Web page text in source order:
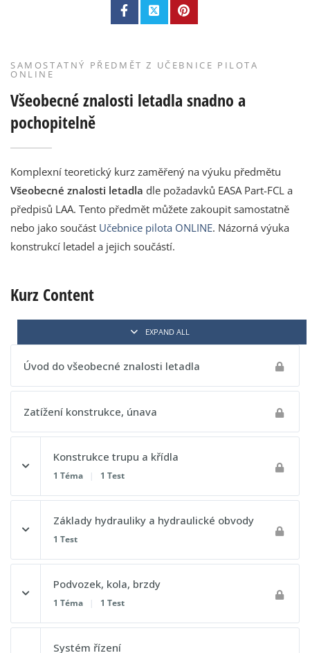
SAMOSTATNÝ PŘEDMĚT Z UČEBNICE PILOTA
ONLINE
Všeobecné znalosti letadla snadno a
pochopitelně
Komplexní teoretický kurz zaměřený na výuku předmětu
Všeobecné znalosti letadla dle požadavků EASA Part-FCL a
předpisů LAA. Tento předmět můžete zakoupit samostatně
nebo jako součást Učebnice pilota ONLINE. Názorná výuka
konstrukcí letadel a jejich součástí.
Kurz Content
EXPAND ALL
Úvod do všeobecné znalosti letadla
Zatížení konstrukce, únava
Konstrukce trupu a křídla
1 Téma | 1 Test
Obsah lekce
Postupový test 1 - Všeobecné znalosti letadla
Základy hydrauliky a hydraulické obvody
1 Test
Obsah lekce
Postupový test 2 - Všeobecné znalosti letadla
Podvozek, kola, brzdy
1 Téma | 1 Test
Obsah lekce
Systém řízení